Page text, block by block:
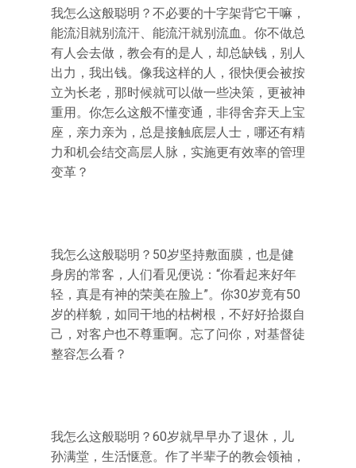
我怎么这般聪明？不必要的十字架背它干嘛，
能流泪就别流汗、能流汗就别流血。你不做总
有人会去做，教会有的是人，却总缺钱，别人
出力，我出钱。像我这样的人，很快便会被按
立为长老，那时候就可以做一些决策，更被神
重用。你怎么这般不懂变通，非得舍弃天上宝
座，亲力亲为，总是接触底层人士，哪还有精
力和机会结交高层人脉，实施更有效率的管理
变革？
我怎么这般聪明？50岁坚持敷面膜，也是健
身房的常客，人们看见便说：“你看起来好年
轻，真是有神的荣美在脸上”。你30岁竟有50
岁的样貌，如同干地的枯树根，不好好拾掇自
己，对客户也不尊重啊。忘了问你，对基督徒
整容怎么看？
我怎么这般聪明？60岁就早早办了退休，儿
孙满堂，生活惬意。作了半辈子的教会领袖，